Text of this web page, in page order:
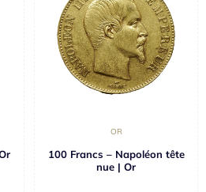
OR
100 Francs – Napoléon tête
nue | Or